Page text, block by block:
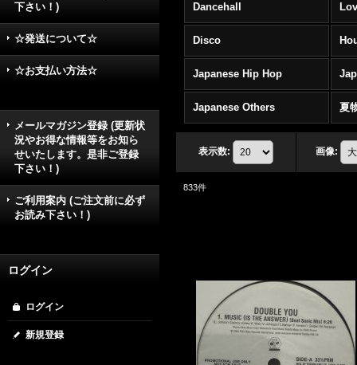
下さい！)
☆発送について☆
☆お支払い方法☆
メールマガジン登録 (更新状
況やお得な情報等をお知ら
せいたします。是非ご登録
下さい！)
ご利用案内 (ご注文前に必ず
お読み下さい！)
ログイン
ログイン
新規登録
Dancehall
Disco
Japanese Hip Hop
Japanese Others 夏
表示数: 画像:
833件